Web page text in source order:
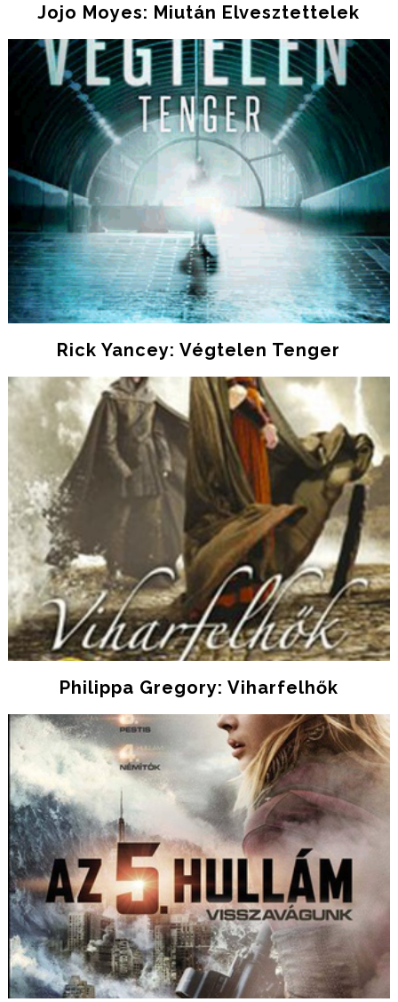
Jojo Moyes: Miután Elvesztettelek
Rick Yancey: Végtelen Tenger
Philippa Gregory: Viharfelhők